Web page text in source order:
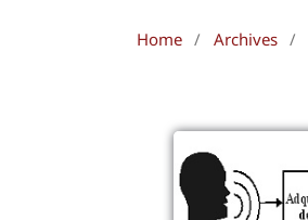
Home / Archives /